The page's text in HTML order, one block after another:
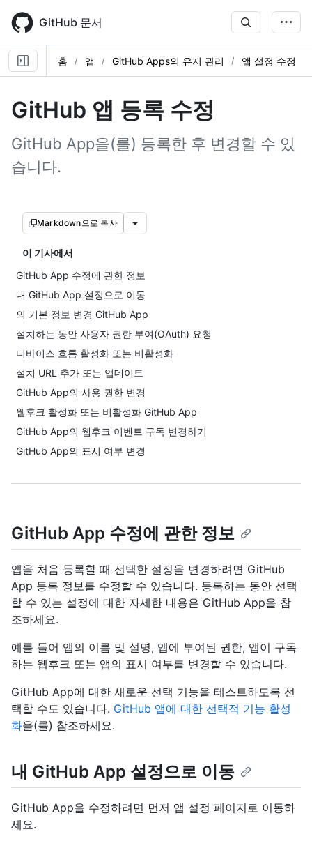
main
content
GitHub 문서
홈 앱 GitHub Apps의 유지 관리 앱 설정 수정
GitHub 앱 등록 수정
GitHub App을(를) 등록한 후 변경할 수 있
습니다.
Markdown으로 복사
이 기사에서
GitHub App 수정에 관한 정보
내 GitHub App 설정으로 이동
의 기본 정보 변경 GitHub App
설치하는 동안 사용자 권한 부여(OAuth) 요청
디바이스 흐름 활성화 또는 비활성화
설치 URL 추가 또는 업데이트
GitHub App의 사용 권한 변경
웹후크 활성화 또는 비활성화 GitHub App
GitHub App의 웹후크 이벤트 구독 변경하기
GitHub App의 표시 여부 변경
GitHub App 수정에 관한 정보
앱을 처음 등록할 때 선택한 설정을 변경하려면 GitHub
App 등록 정보를 수정할 수 있습니다. 등록하는 동안 선택
할 수 있는 설정에 대한 자세한 내용은 GitHub App을 참
조하세요.
예를 들어 앱의 이름 및 설명, 앱에 부여된 권한, 앱이 구독
하는 웹후크 또는 앱의 표시 여부를 변경할 수 있습니다.
GitHub App에 대한 새로운 선택 기능을 테스트하도록 선
택할 수도 있습니다. GitHub 앱에 대한 선택적 기능 활성
화을(를) 참조하세요.
내 GitHub App 설정으로 이동
GitHub App을 수정하려면 먼저 앱 설정 페이지로 이동하
세요.